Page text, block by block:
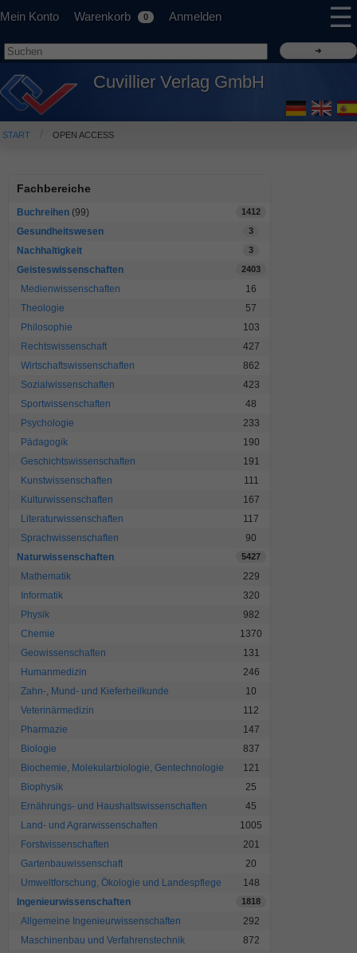
Mein Konto Warenkorb 0 Anmelden ☰
Cuvillier Verlag GmbH
START OPEN ACCESS
Fachbereiche
Buchreihen (99) 1412
Gesundheitswesen 3
Nachhaltigkeit 3
Geisteswissenschaften 2403
Medienwissenschaften
16
Theologie
57
Philosophie
103
Rechtswissenschaft
427
Wirtschaftswissenschaften
862
Sozialwissenschaften
423
Sportwissenschaften
48
Psychologie
233
Pädagogik
190
Geschichtswissenschaften
191
Kunstwissenschaften
111
Kulturwissenschaften
167
Literaturwissenschaften
117
Sprachwissenschaften
90
Naturwissenschaften
5427
Mathematik
229
Informatik
320
Physik
982
Chemie
1370
Geowissenschaften
131
Humanmedizin
246
Zahn-, Mund- und Kieferheilkunde
10
Veterinärmedizin
112
Pharmazie
147
Biologie
837
Biochemie, Molekularbiologie, Gentechnologie
121
Biophysik
25
Ernährungs- und Haushaltswissenschaften
45
Land- und Agrarwissenschaften
1005
Forstwissenschaften
201
Gartenbauwissenschaft
20
Umweltforschung, Ökologie und Landespflege
148
Ingenieurwissenschaften
1818
Allgemeine Ingenieurwissenschaften
292
Maschinenbau und Verfahrenstechnik
872